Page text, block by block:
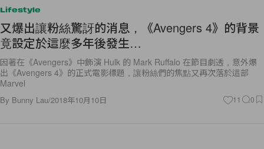
又爆出讓粉絲驚訝的消息，《Avengers 4》的背景
竟設定於這麼多年後發生…
因著在《Avengers》中飾演 Hulk 的 Mark Ruffalo 在節目劇透，意外爆
Marvel
ByBunny Lau